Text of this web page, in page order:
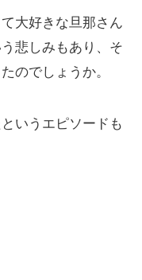
大好きな旦那さん
悲しみもあり、そ
のでしょうか。
いうエピソードも